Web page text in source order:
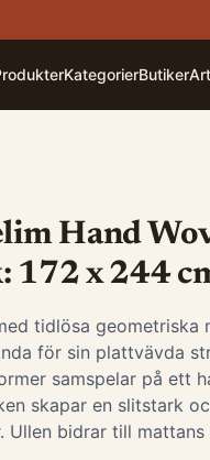
KategorierButiker
Hand
172 x 244
tidlösa geometriska
för sin plattvävda
samspelar på ett
skapar en slitstark
Ullen bidrar till mattans